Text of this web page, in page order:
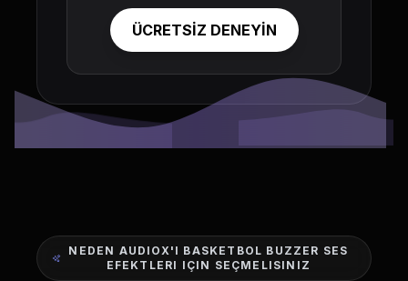
ÜCRETSİZ DENEYİN
NEDEN AUDIOX'I BASKETBOL BUZZER SES
EFEKTLERI IÇIN SEÇMELISINIZ